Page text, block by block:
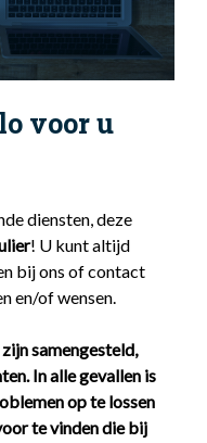
voor u
diensten, deze
! U kunt altijd
bij ons of contact
en/of wensen.
samengesteld,
In alle gevallen is
op te lossen
te vinden die bij